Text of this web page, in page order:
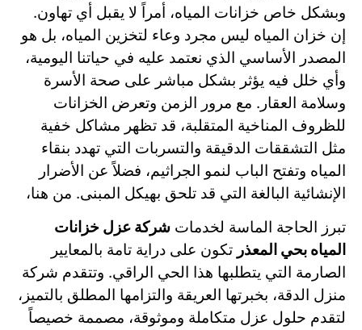
وبشكل خاص خزانات المياه، أمراً لا يقبل أي تهاون.
إن خزان المياه ليس مجرد وعاء لتخزين المياه، بل هو
المصدر الأساسي الذي نعتمد عليه في حياتنا اليومية،
وأي خلل فيه يؤثر بشكل مباشر على صحة الأسرة
وسلامة العقار. مع مرور الزمن وتعرض الخزانات
للظروف المناخية المتقلبة، قد تظهر مشاكل خفية
مثل التشققات الدقيقة والتسربات التي تهدد بنقاء
المياه وتفتح الباب لنمو الجراثيم، فضلاً عن الأضرار
الإنشائية البالغة التي قد تلحق بهيكل المبنى. من هنا،
تبرز الحاجة الماسة لخدمات شركة عزل خزانات
المياه بحي المعذر تكون على دراية تامة بالمعايير
الصارمة التي يتطلبها هذا الحي الراقي. وتتقدم شركة
منزل الدقة، بخبرتها العريقة والتزامها المطلق بالتميز،
لتقدم حلول عزل متكاملة وموثوقة، مصممة خصيصاً